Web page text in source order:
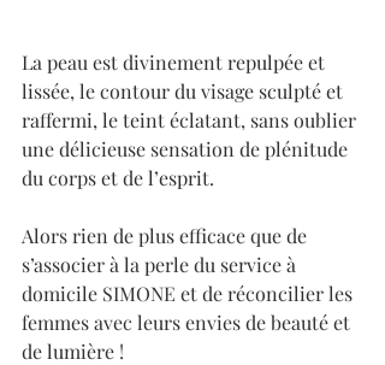
La peau est divinement repulpée et
lissée, le contour du visage sculpté et
raffermi, le teint éclatant, sans oublier
une délicieuse sensation de plénitude
du corps et de l’esprit.
Alors rien de plus efficace que de
s’associer à la perle du service à
domicile SIMONE et de réconcilier les
femmes avec leurs envies de beauté et
de lumière !